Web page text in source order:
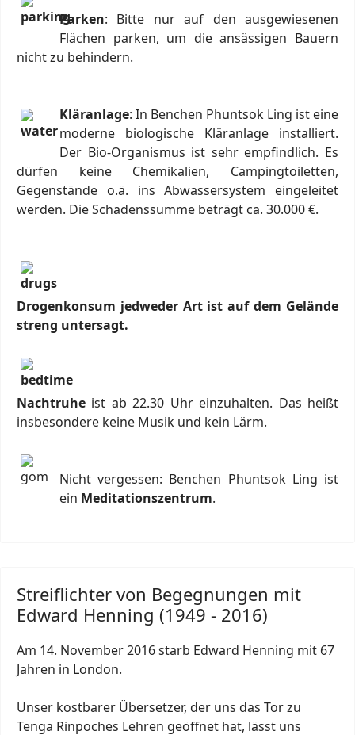
Parken: Bitte nur auf den ausgewiesenen
Flächen parken, um die ansässigen Bauern
nicht zu behindern.
Kläranlage: In Benchen Phuntsok Ling ist eine
moderne biologische Kläranlage installiert.
Der Bio-Organismus ist sehr empfindlich. Es
dürfen keine Chemikalien, Campingtoiletten,
Gegenstände o.ä. ins Abwassersystem eingeleitet
werden. Die Schadenssumme beträgt ca. 30.000 €.
Drogenkonsum jedweder Art ist auf dem Gelände
streng untersagt.
Nachtruhe ist ab 22.30 Uhr einzuhalten. Das heißt
insbesondere keine Musik und kein Lärm.
Nicht vergessen: Benchen Phuntsok Ling ist
ein Meditationszentrum.
Streiflichter von Begegnungen mit
Edward Henning (1949 - 2016)
Am 14. November 2016 starb Edward Henning mit 67
Jahren in London.
Unser kostbarer Übersetzer, der uns das Tor zu
Tenga Rinpoches Lehren geöffnet hat, lässt uns